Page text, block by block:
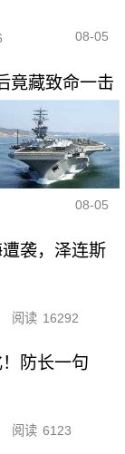
08-05
竟藏致命一击
08-05
袭，泽连斯
阅读 16292
防长一句
阅读 6123